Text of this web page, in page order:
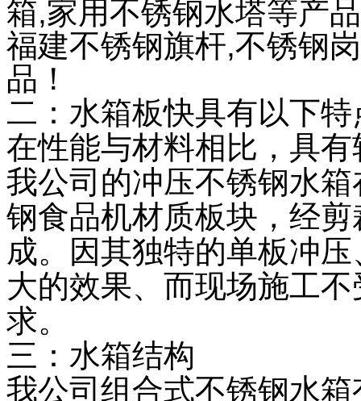
箱,家用不锈钢水塔等产
福建不锈钢旗杆,不锈钢
品！
二：水箱板快具有以下特
在性能与材料相比，具
我公司的冲压不锈钢水
钢食品机材质板块，经
成。因其独特的单板冲
大的效果、而现场施工
求。
三：水箱结构
我公司组合式不锈钢水